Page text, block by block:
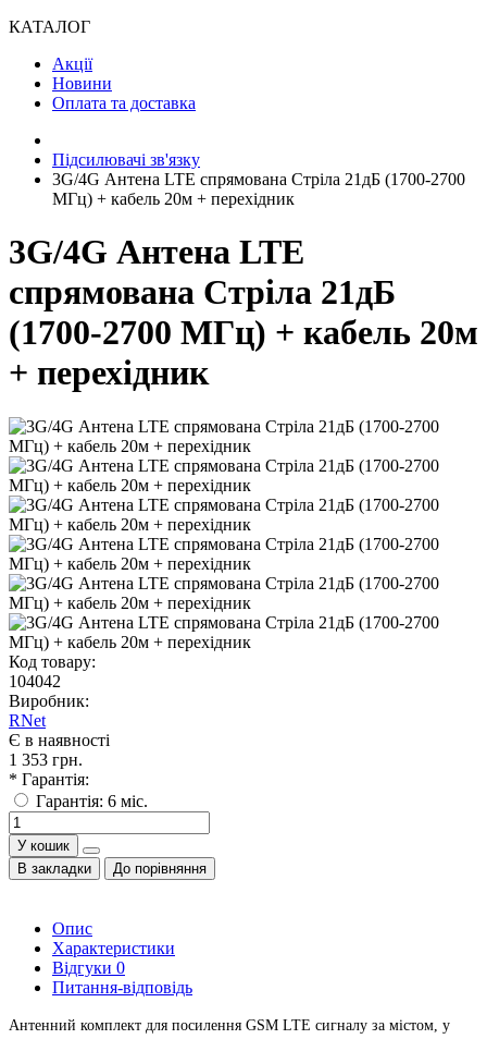
КАТАЛОГ
Акції
Новини
Оплата та доставка
Підсилювачі зв'язку
3G/4G Антена LTE спрямована Стріла 21дБ (1700-2700
МГц) + кабель 20м + перехідник
3G/4G Антена LTE
спрямована Стріла 21дБ
(1700-2700 МГц) + кабель 20м
+ перехідник
Код товару:
104042
Виробник:
RNet
Є в наявності
1 353 грн.
* Гарантія:
Гарантія: 6 міс.
У кошик
В закладки
До порівняння
Опис
Характеристики
Відгуки 0
Питання-відповідь
Антенний комплект для посилення GSM LTE сигналу за містом, у